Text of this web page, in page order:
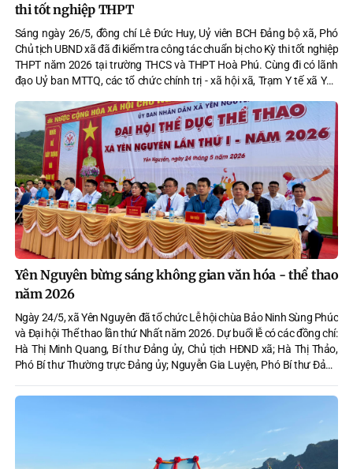
thi tốt nghiệp THPT
Sáng ngày 26/5, đồng chí Lê Đức Huy, Uỷ viên BCH Đảng bộ xã, Phó
Chủ tịch UBND xã đã đi kiểm tra công tác chuẩn bị cho Kỳ thi tốt nghiệp
THPT năm 2026 tại trường THCS và THPT Hoà Phú. Cùng đi có lãnh
đạo Uỷ ban MTTQ, các tổ chức chính trị - xã hội xã, Trạm Y tế xã Yên
Yên Nguyên bừng sáng không gian văn hóa - thể thao
năm 2026
Ngày 24/5, xã Yên Nguyên đã tổ chức Lễ hội chùa Bảo Ninh Sùng Phúc
và Đại hội Thể thao lần thứ Nhất năm 2026. Dự buổi lễ có các đồng chí:
Hà Thị Minh Quang, Bí thư Đảng ủy, Chủ tịch HĐND xã; Hà Thị Thảo,
Phó Bí thư Thường trực Đảng ủy; Nguyễn Gia Luyện, Phó Bí thư Đảng
khách thập phương về dự.